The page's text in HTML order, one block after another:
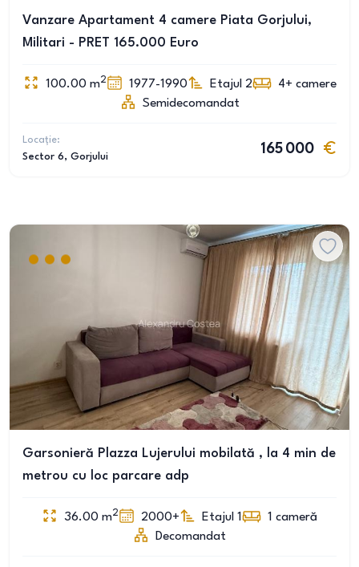
Vanzare Apartament 4 camere Piata Gorjului,
Militari - PRET 165.000 Euro
100.00 m2 1977-1990 Etajul 2 4+ camere
Semidecomandat
Locație:
Sector 6, Gorjului
165 000
Garsonieră Plazza Lujerului mobilată , la 4 min de
metrou cu loc parcare adp
36.00 m2 2000+ Etajul 1 1 cameră
Decomandat